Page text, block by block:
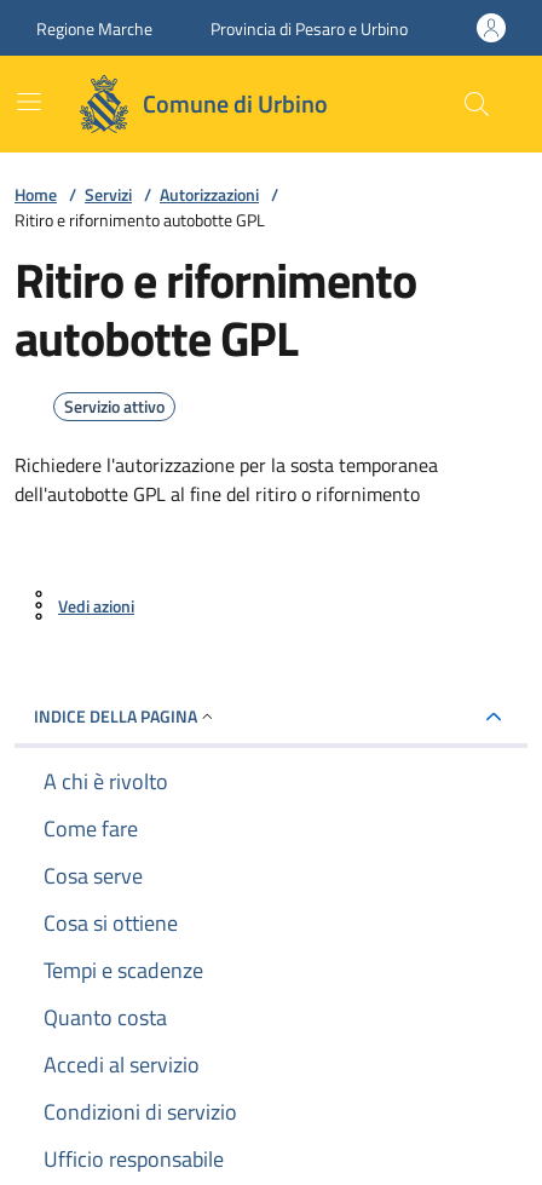
Regione Marche Provincia di Pesaro e Urbino
Comune di Urbino
Home / Servizi / Autorizzazioni /
Ritiro e rifornimento autobotte GPL
Ritiro e rifornimento
autobotte GPL
Servizio attivo
Richiedere l'autorizzazione per la sosta temporanea
dell'autobotte GPL al fine del ritiro o rifornimento
Vedi azioni
INDICE DELLA PAGINA
A chi è rivolto
Come fare
Cosa serve
Cosa si ottiene
Tempi e scadenze
Quanto costa
Accedi al servizio
Condizioni di servizio
Ufficio responsabile